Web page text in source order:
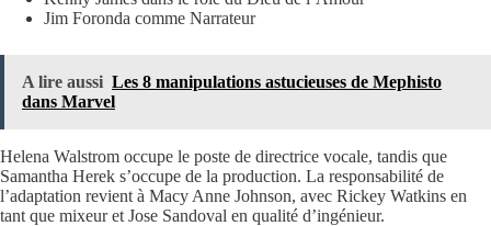
Jim Foronda comme Narrateur
A lire aussi Les 8 manipulations astucieuses de Mephisto
dans Marvel
Helena Walstrom occupe le poste de directrice vocale, tandis que
Samantha Herek s’occupe de la production. La responsabilité de
l’adaptation revient à Macy Anne Johnson, avec Rickey Watkins en
tant que mixeur et Jose Sandoval en qualité d’ingénieur.